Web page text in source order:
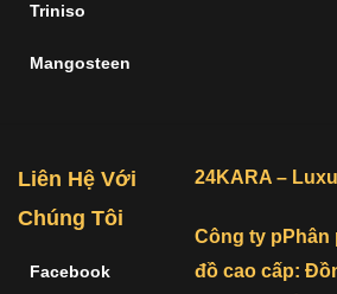
Triniso
Mangosteen
Liên Hệ Với
Chúng Tôi
Facebook
24KARA –
Công ty pPhân
đồ cao cấp: